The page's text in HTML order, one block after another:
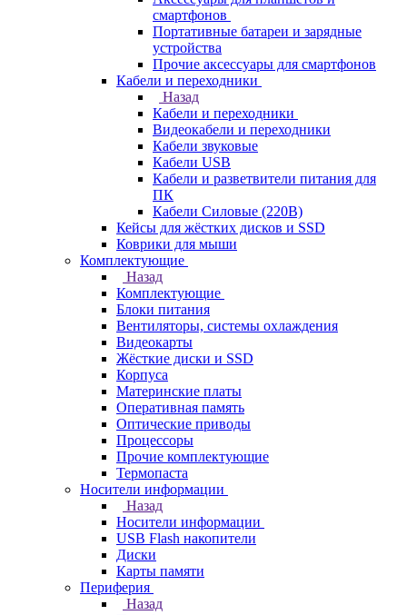
смартфонов
Портативные батареи и зарядные
устройства
Прочие аксессуары для смартфонов
Кабели и переходники
Назад
Кабели и переходники
Видеокабели и переходники
Кабели звуковые
Кабели USB
Кабели и разветвители питания для
ПК
Кабели Силовые (220В)
Кейсы для жёстких дисков и SSD
Коврики для мыши
Комплектующие
Назад
Комплектующие
Блоки питания
Вентиляторы, системы охлаждения
Видеокарты
Жёсткие диски и SSD
Корпуса
Материнские платы
Оперативная память
Оптические приводы
Процессоры
Прочие комплектующие
Термопаста
Носители информации
Назад
Носители информации
USB Flash накопители
Диски
Карты памяти
Периферия
Назад